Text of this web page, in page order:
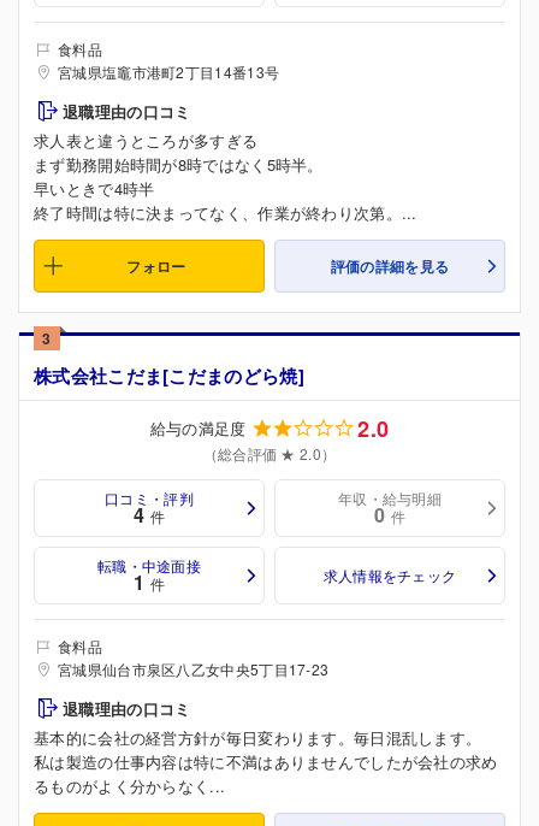
食料品
宮城県塩竈市港町2丁目14番13号
退職理由の口コミ
求人表と違うところが多すぎる
まず勤務開始時間が8時ではなく5時半。
早いときで4時半
終了時間は特に決まってなく、作業が終わり次第。...
フォロー 評価の詳細を見る
3
株式会社こだま[こだまのどら焼]
給与の満足度 2.0
（総合評価 ★ 2.0）
口コミ・評判
4 件
年収・給与明細
0 件
転職・中途面接
1 件 求人情報をチェック
食料品
宮城県仙台市泉区八乙女中央5丁目17-23
退職理由の口コミ
基本的に会社の経営方針が毎日変わります。毎日混乱します。
私は製造の仕事内容は特に不満はありませんでしたが会社の求め
るものがよく分からなく...